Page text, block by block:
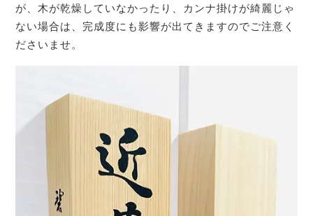
が、木が乾燥していなかったり、カンナ掛けが綺麗じゃ
ない場合は、完成度にも影響が出てきますのでご注意く
ださいませ。